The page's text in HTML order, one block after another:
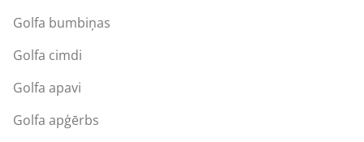
Golfa bumbiņas
Golfa cimdi
Golfa apavi
Golfa apģērbs